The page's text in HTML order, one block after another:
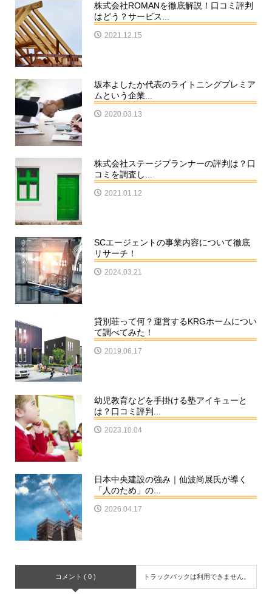
株式会社ROMANを徹底解説！口コミ評判
はどう？サービス...
2021.12.15
坂本よしたか代表のライトニングプレミア
ムという企業...
2020.03.13
株式会社ステージプランナーの評判は？口
コミを調査し...
2021.01.12
SCエージェントの事業内容について徹底
リサーチ！
2024.03.21
貸別荘って何？運営するKRGホームについ
て調べてみた！
2019.06.17
幼児教育などを手掛ける塾アイキューと
は？口コミ評判...
2023.10.04
日本中央建設の強み｜仙波尚展氏が導く
「人のため」の...
2026.04.17
コメント ( 0 ) トラックバックは利用できません。